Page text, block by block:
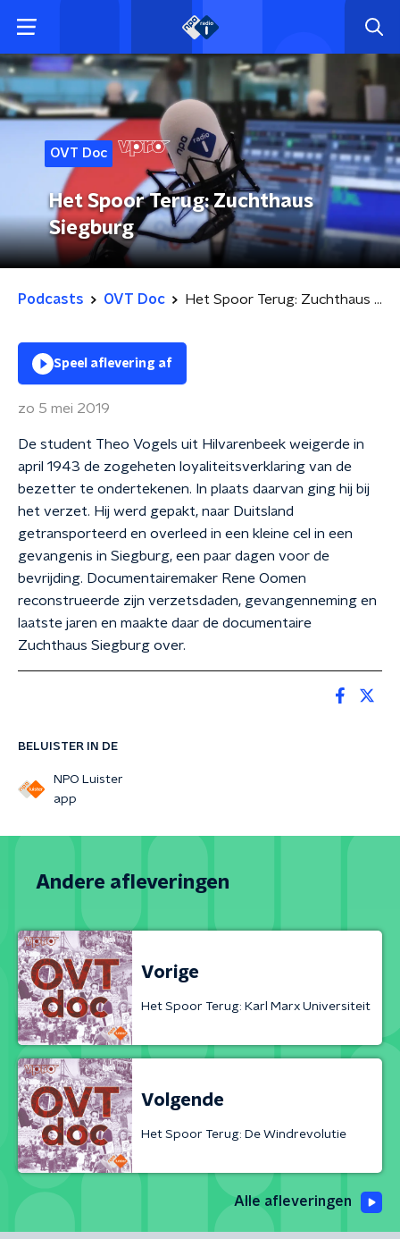
OVT Doc
Het Spoor Terug: Zuchthaus
Siegburg
Podcasts OVT Doc Het Spoor Terug: Zuchthaus Siegburg
BELUISTER IN DE
NPO Luister
app
Speel aflevering af
zo 5 mei 2019
De student Theo Vogels uit Hilvarenbeek weigerde in
april 1943 de zogeheten loyaliteitsverklaring van de
bezetter te ondertekenen. In plaats daarvan ging hij bij
het verzet. Hij werd gepakt, naar Duitsland
getransporteerd en overleed in een kleine cel in een
gevangenis in Siegburg, een paar dagen voor de
bevrijding. Documentairemaker Rene Oomen
reconstrueerde zijn verzetsdaden, gevangenneming en
laatste jaren en maakte daar de documentaire
Zuchthaus Siegburg over.
Andere afleveringen
Vorige
Het Spoor Terug: Karl Marx Universiteit
Volgende
Het Spoor Terug: De Windrevolutie
Alle afleveringen